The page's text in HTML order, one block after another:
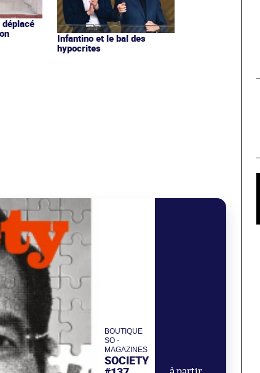
Infantino et le bal des
hypocrites
BOUTIQUE
SO -
MAGAZINES
SOCIETY